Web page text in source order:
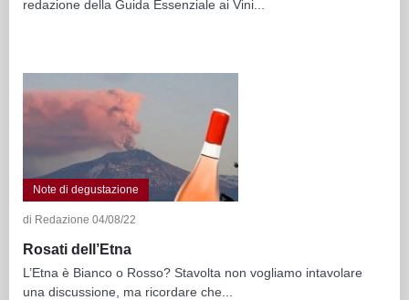
redazione della Guida Essenziale ai Vini...
Note di degustazione
di Redazione 04/08/22
Rosati dell’Etna
L’Etna è Bianco o Rosso? Stavolta non vogliamo intavolare
una discussione, ma ricordare che...